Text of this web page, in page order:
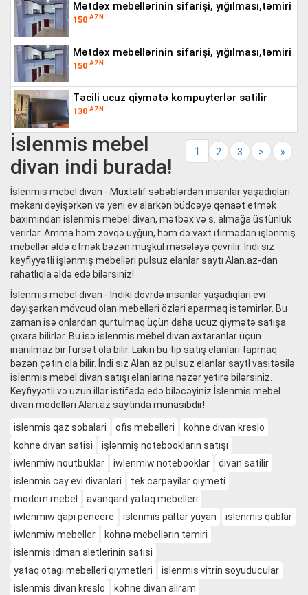
mətdəx mebellərinin sifarişi, yığılması,təmiri
150 AZN
mətdəx mebellərinin sifarişi, yığılması,təmiri
150 AZN
təcili ucuz qiymətə kompuyterlər satilir
130 AZN
1 2 3 > »
İslenmis mebel
divan indi burada!
İslenmis mebel divan - Müxtəlif səbəblərdən insanlar yaşadıqları
məkanı dəyişərkən və yeni ev alarkən büdcəyə qənaət etmək
baxımından islenmis mebel divan, mətbəx və s. almağa üstünlük
verirlər. Amma həm zövqə uyğun, həm də vaxt itirmədən işlənmiş
mebellər əldə etmək bəzən müşkül məsələyə çevrilir. İndi siz
keyfiyyətli işlənmiş mebelləri pulsuz elanlar saytı Alan.az-dan
rahatlıqla əldə edə bilərsiniz!
İslenmis mebel divan - İndiki dövrdə insanlar yaşadıqları evi
dəyişərkən mövcud olan mebelləri özləri aparmaq istəmirlər. Bu
zaman isə onlardan qurtulmaq üçün daha ucuz qiymətə satışa
çıxara bilirlər. Bu isə islenmis mebel divan axtaranlar üçün
inanılmaz bir fürsət ola bilir. Lakin bu tip satış elanları tapmaq
bəzən çətin ola bilir. İndi siz Alan.az pulsuz elanlar saytl vasitəsilə
islenmis mebel divan satışı elanlarına nəzər yetirə bilərsiniz.
Keyfiyyətli və uzun illər istifadə edə biləcəyiniz İslenmis mebel
divan modelləri Alan.az saytında münasibdir!
islenmis qaz sobalari ofis mebelleri
kohne divan kreslo
kohne divan satisi
işlənmiş notebookların satışı
iwlenmiw noutbuklar
iwlenmiw notebooklar
divan satilir
islenmis cay evi divanlari
tek carpayilar qiymeti
modern mebel
avanqard yataq mebelleri
iwlenmiw qapi pencere
islenmis paltar yuyan
islenmis qablar
iwlenmiw mebeller
köhnə mebellərin təmiri
islenmis idman aletlerinin satisi
yataq otagi mebelleri qiymetleri
islenmis vitrin soyuducular
islenmis divan kreslo
kohne divan aliram